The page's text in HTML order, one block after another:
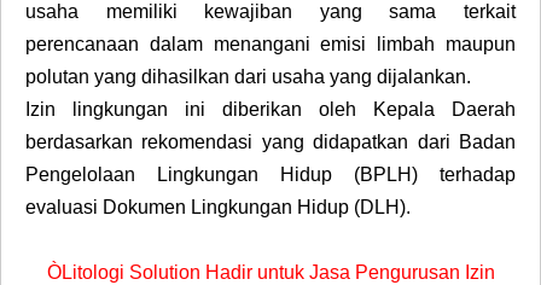
usaha memiliki kewajiban yang sama terkait
perencanaan dalam menangani emisi limbah maupun
polutan yang dihasilkan dari usaha yang dijalankan.
Izin lingkungan ini diberikan oleh Kepala Daerah
berdasarkan rekomendasi yang didapatkan dari Badan
Pengelolaan Lingkungan Hidup (BPLH) terhadap
evaluasi Dokumen Lingkungan Hidup (DLH).
ÒLitologi Solution Hadir untuk Jasa Pengurusan Izin